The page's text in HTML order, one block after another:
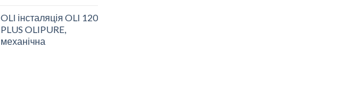
OLI інсталяція OLI 120
PLUS OLIPURE,
механічна